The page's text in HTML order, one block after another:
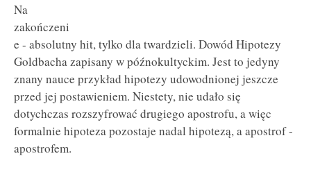
Na
zakończeni
e - absolutny hit, tylko dla twardzieli. Dowód Hipotezy
Goldbacha zapisany w późnokultyckim. Jest to jedyny
znany nauce przykład hipotezy udowodnionej jeszcze
przed jej postawieniem. Niestety, nie udało się
dotychczas rozszyfrować drugiego apostrofu, a więc
formalnie hipoteza pozostaje nadal hipotezą, a apostrof -
apostrofem.